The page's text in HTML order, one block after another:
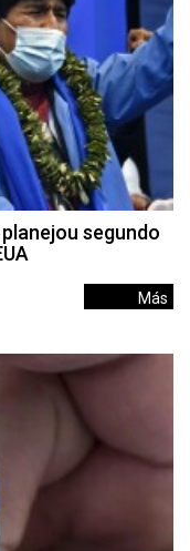
segundo
Más